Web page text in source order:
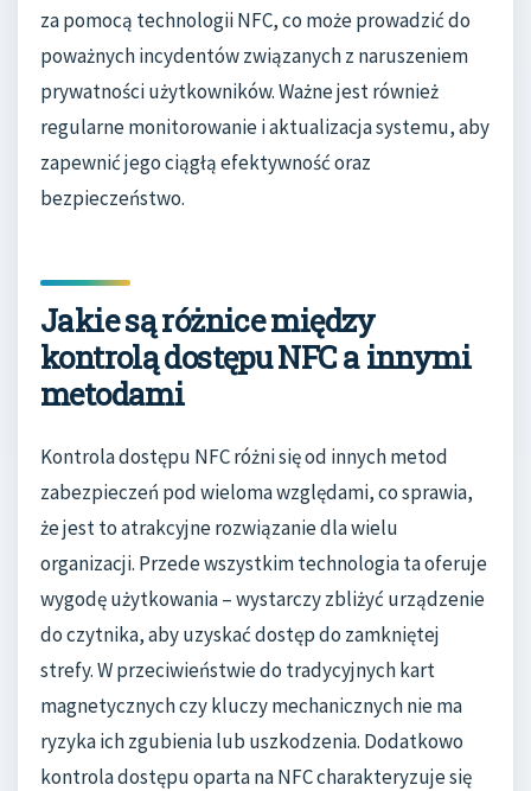
za pomocą technologii NFC, co może prowadzić do
poważnych incydentów związanych z naruszeniem
prywatności użytkowników. Ważne jest również
regularne monitorowanie i aktualizacja systemu, aby
zapewnić jego ciągłą efektywność oraz
bezpieczeństwo.
Jakie są różnice między
kontrolą dostępu NFC a innymi
metodami
Kontrola dostępu NFC różni się od innych metod
zabezpieczeń pod wieloma względami, co sprawia,
że jest to atrakcyjne rozwiązanie dla wielu
organizacji. Przede wszystkim technologia ta oferuje
wygodę użytkowania – wystarczy zbliżyć urządzenie
do czytnika, aby uzyskać dostęp do zamkniętej
strefy. W przeciwieństwie do tradycyjnych kart
magnetycznych czy kluczy mechanicznych nie ma
ryzyka ich zgubienia lub uszkodzenia. Dodatkowo
kontrola dostępu oparta na NFC charakteryzuje się